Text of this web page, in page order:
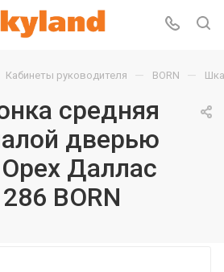
Кабинеты руководителя — BORN —
средняя
дверью
Даллас
BORN